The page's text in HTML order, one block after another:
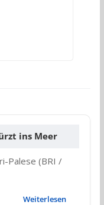
ins Meer
Palese (BRI /
Weiterlesen